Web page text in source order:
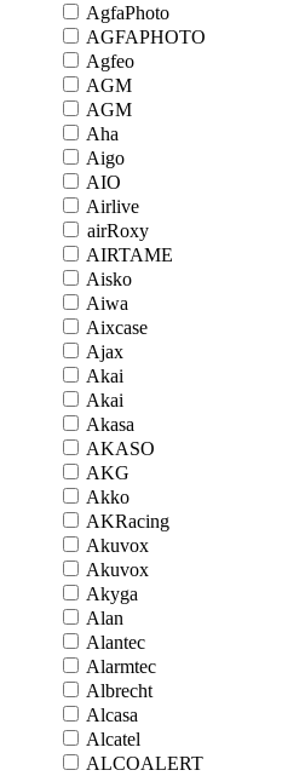
AgfaPhoto
AGFAPHOTO
Agfeo
AGM
AGM
Aha
Aigo
AIO
Airlive
airRoxy
AIRTAME
Aisko
Aiwa
Aixcase
Ajax
Akai
Akai
Akasa
AKASO
AKG
Akko
AKRacing
Akuvox
Akuvox
Akyga
Alan
Alantec
Alarmtec
Albrecht
Alcasa
Alcatel
ALCOALERT